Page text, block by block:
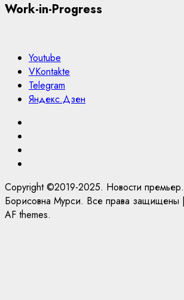
Work-in-Progress
Youtube
VKontakte
Telegram
Яндекс.Дзен
Copyright ©2019-2025. Новости
Борисовна Мурси. Все права защищены |
AF themes.